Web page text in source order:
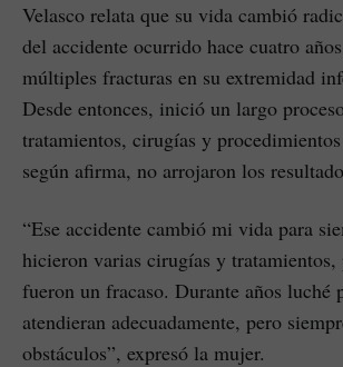
Velasco relata que su vida cambió
del accidente ocurrido hace cuatro
múltiples fracturas en su extremidad
Desde entonces, inició un largo
tratamientos, cirugías y
según afirma, no arrojaron los
“Ese accidente cambió mi vida para
hicieron varias cirugías y tratamientos,
fueron un fracaso. Durante años luché
atendieran adecuadamente, pero
obstáculos”, expresó la mujer.